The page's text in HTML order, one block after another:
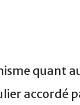
quant
accordé